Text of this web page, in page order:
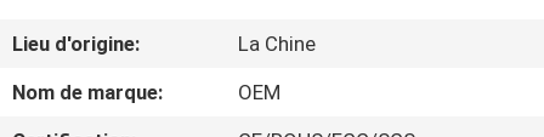
AU
Lieu d'origine:
La Chine
Nom de marque:
OEM